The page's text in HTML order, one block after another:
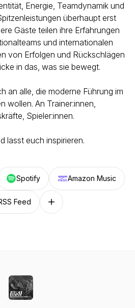
Energie, Teamdynamik und
überhaupt erst
Gäste teilen ihre Erfahrungen
und internationalen
von Erfolgen und Rückschlägen
in das, was sie bewegt.
an alle, die moderne Führung im
wollen. An Trainer:innen,
Spieler:innen.
lasst euch inspirieren.
Spotify Amazon Music
Feed Follow on other platforms